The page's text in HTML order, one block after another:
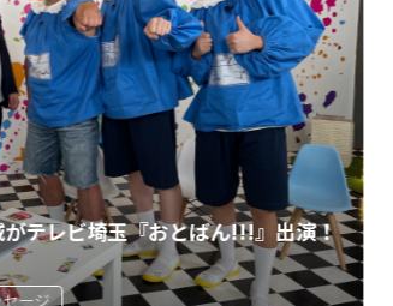
お知らせ
【AI動画 制作実績】箱根の伝
箱根丸山物産様
2025.11.11 #AI動画 #伝統工芸